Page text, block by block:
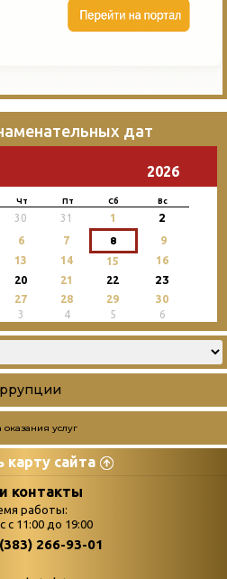
дат
2026
Чт Пт Сб Вс
30 31 1 2
6 7 8
9
13 14 15
16
20 21 22 23
27 28 29
30
3 4 5 6
услуг
карту сайта
поступлений
контакты
работы:
с 11:00 до 19:00
266-93-01